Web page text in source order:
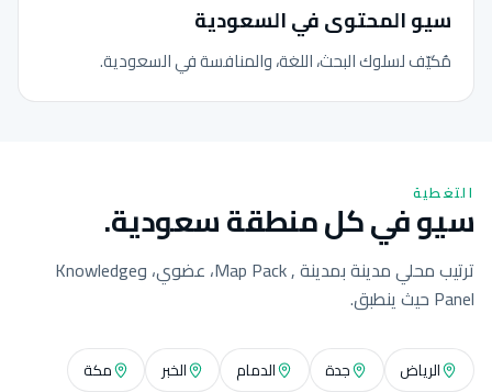
سيو المحتوى في السعودية
مُكيّف لسلوك البحث، اللغة، والمنافسة في السعودية.
التغطية
سيو في كل منطقة سعودية.
ترتيب محلي مدينة بمدينة , Map Pack، عضوي، وKnowledge
Panel حيث ينطبق.
الرياض جدة الدمام الخبر
مكة